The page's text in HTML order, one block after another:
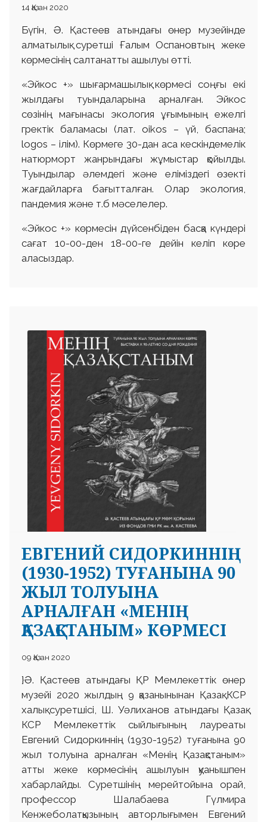
14 Қазан 2020
Бүгін, Ә. Қастеев атындағы өнер музейінде
алматылық суретші Ғалым Оспановтың жеке
көрмесінің салтанатты ашылуы өтті.
«Эйкос +» шығармашылық көрмесі соңғы екі
жылдағы туындаларына арналған. Эйкос
сөзінің мағынасы экология ұғымының ежелгі
гректік баламасы (лат. оіkos – үй, баспана;
logos – ілім). Көрмеге 30-дан аса кескіндемелік
натюрморт жанрындағы жұмыстар қойылды.
Туындылар әлемдегі және еліміздегі өзекті
жағдайларға бағытталған. Олар экология,
пандемия және т.б мәселелер.
«Эйкос +» көрмесін дүйсенбіден басқа күндері
сағат 10-00-ден 18-00-ге дейін келіп көре
аласыздар.
ЕВГЕНИЙ СИДОРКИННІҢ
(1930-1952) ТУҒАНЫНА 90
ЖЫЛ ТОЛУЫНА
АРНАЛҒАН «МЕНІҢ
ҚАЗАҚСТАНЫМ» КӨРМЕСІ
09 Қазан 2020
}Ә. Қастеев атындағы ҚР Мемлекеттік өнер
музейі 2020 жылдың 9 қазанынынан Қазақ КСР
халық суретшісі, Ш. Уәлиханов атындағы Қазақ
КСР Мемлекеттік сыйлығының лауреаты
Евгений Сидоркиннің (1930-1952) туғанына 90
жыл толуына арналған «Менің Қазақстаным»
атты жеке көрмесінің ашылуын қуанышпен
хабарлайды. Суретшінің мерейтойына орай,
профессор Шалабаева Гүлмира
Кенжеболатқызының авторлығымен Евгений